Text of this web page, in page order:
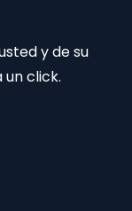
y de su
click.